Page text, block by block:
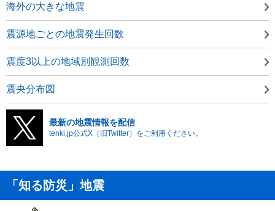
海外の大きな地震
震源地ごとの地震発生回数
震度3以上の地域別観測回数
震央分布図
最新の地震情報を配信
tenki.jp公式X（旧Twitter）をご利用ください。
「知る防災」地震